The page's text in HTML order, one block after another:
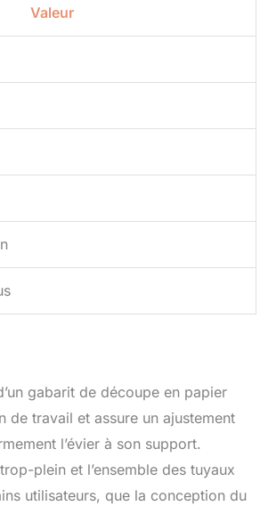
Valeur
gabarit de découpe en papier
travail et assure un ajustement
l’évier à son support.
plein et l’ensemble des tuyaux
utilisateurs, que la conception du